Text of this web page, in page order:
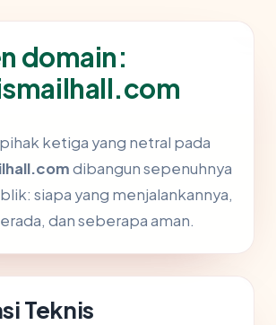
domain:
ketiga yang netral pada
dibangun sepenuhnya
siapa yang menjalankannya,
dan seberapa aman.
Teknis